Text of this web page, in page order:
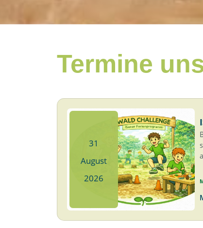
Termine
31
August
2026